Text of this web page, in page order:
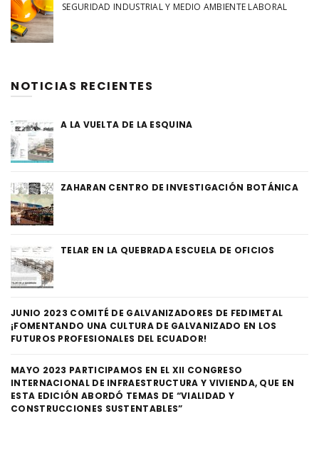
SEGURIDAD INDUSTRIAL Y MEDIO AMBIENTE LABORAL
NOTICIAS RECIENTES
A LA VUELTA DE LA ESQUINA
ZAHARAN CENTRO DE INVESTIGACIÓN BOTÁNICA
TELAR EN LA QUEBRADA ESCUELA DE OFICIOS
JUNIO 2023 COMITÉ DE GALVANIZADORES DE FEDIMETAL
¡FOMENTANDO UNA CULTURA DE GALVANIZADO EN LOS
FUTUROS PROFESIONALES DEL ECUADOR!
MAYO 2023 PARTICIPAMOS EN EL XII CONGRESO
INTERNACIONAL DE INFRAESTRUCTURA Y VIVIENDA, QUE EN
ESTA EDICIÓN ABORDÓ TEMAS DE “VIALIDAD Y
CONSTRUCCIONES SUSTENTABLES”